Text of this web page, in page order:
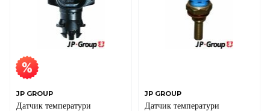
JP GROUP
Датчик температури
JP GROUP
Датчик температури